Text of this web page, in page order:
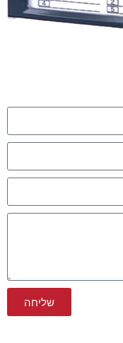
שליחה